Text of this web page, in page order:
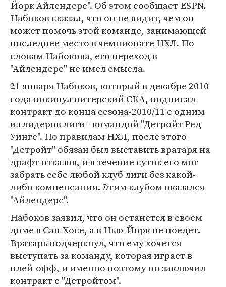
Йорк Айлендерс". Об этом сообщает ESPN.
Набоков сказал, что он не видит, чем он
может помочь этой команде, занимающей
последнее место в чемпионате НХЛ. По
словам Набокова, его переход в
"Айлендерс" не имел смысла.
21 января Набоков, который в декабре 2010
года покинул питерский СКА, подписал
контракт до конца сезона-2010/11 с одним
из лидеров лиги - командой "Детройт Ред
Уингс". По правилам НХЛ, после этого
"Детройт" обязан был выставить вратаря на
драфт отказов, и в течение суток его мог
забрать себе любой клуб лиги без какой-
либо компенсации. Этим клубом оказался
"Айлендерс".
Набоков заявил, что он останется в своем
доме в Сан-Хосе, а в Нью-Йорк не поедет.
Вратарь подчеркнул, что ему хочется
выступать за команду, которая играет в
плей-офф, и именно поэтому он заключил
контракт с "Детройтом".